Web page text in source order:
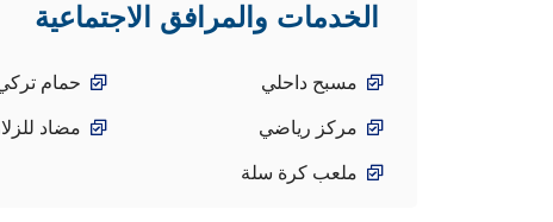
الخدمات والمرافق الاجتماعية
مسبح داحلي حمام
مركز رياضي
مضاد
ملعب كرة سلة